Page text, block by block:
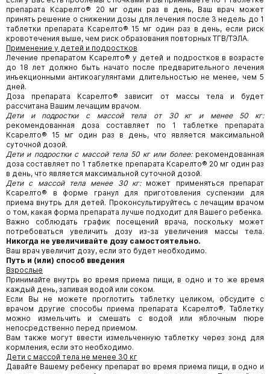
препарата Ксарелто® 20 мг один раз в день, Ваш врач может
принять решение о снижении дозы для лечения после 3 недель до 1
таблетки препарата Ксарелто® 15 мг один раз в день, если риск
кровотечения выше, чем риск образования повторных ТГВ/ТЭЛА.
Применение у детей и подростков
Лечение препаратом Ксарелто® у детей и подростков в возрасте
до 18 лет должно быть начато после предварительного лечения
инъекционными антикоагулянтами длительностью не менее, чем 5
дней.
Доза препарата Ксарелто® зависит от массы тела и будет
рассчитана Вашим лечащим врачом.
Дети и подростки с массой тела от 30 кг и менее 50 кг:
рекомендованная доза составляет по 1 таблетке препарата
Ксарелто® 15 мг один раз в день, что является максимальной
суточной дозой.
Дети и подростки с массой тела 50 кг или более:рекомендованная
доза составляет по 1 таблетке препарата Ксарелто® 20 мг один раз
в день, что является максимальной суточной дозой.
Дети с массой тела менее 30 кг:может применяться препарат
Ксарелто® в форме гранул для приготовления суспензии для
приема внутрь для детей. Проконсультируйтесь с лечащим врачом
о том, какая форма препарата лучше подходит для Вашего ребенка.
Важно соблюдать график посещений врача, поскольку может
потребоваться увеличить дозу из-за увеличения массы тела.
Никогда не увеличивайте дозу самостоятельно.
Ваш врач увеличит дозу, если это будет необходимо.
Путь и (или) способ введения
Взрослые
Принимайте внутрь во время приема пищи, в одно и то же время
каждый день, запивая водой или соком.
Если Вы не можете проглотить таблетку целиком, обсудите с
врачом другие способы приема препарата Ксарелто®. Таблетку
можно измельчить и смешать с водой или яблочным пюре
непосредственно перед приемом.
Вам также могут ввести измельченную таблетку через зонд для
кормления, если это необходимо.
Дети с массой тела не менее 30 кг
Давайте Вашему ребенку препарат во время приема пищи, в одно и